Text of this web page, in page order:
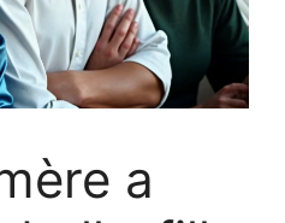
a